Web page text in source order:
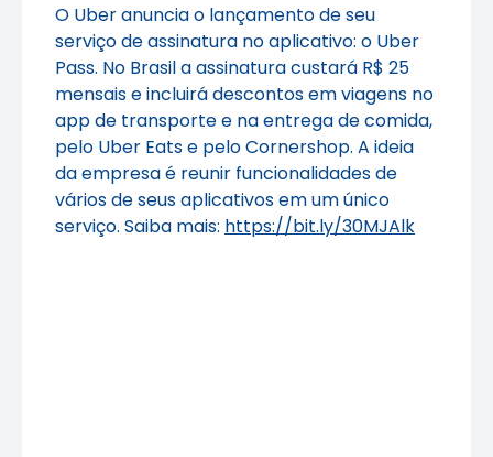
O Uber anuncia o lançamento de seu
serviço de assinatura no aplicativo: o Uber
Pass. No Brasil a assinatura custará R$ 25
mensais e incluirá descontos em viagens no
app de transporte e na entrega de comida,
pelo Uber Eats e pelo Cornershop. A ideia
da empresa é reunir funcionalidades de
vários de seus aplicativos em um único
serviço. Saiba mais: https://bit.ly/30MJAlk